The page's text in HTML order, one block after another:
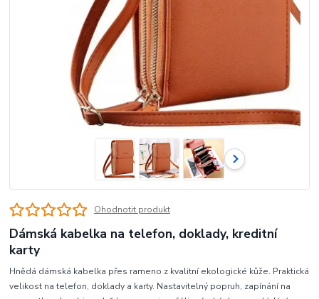
Ohodnotit produkt
Dámská kabelka na telefon, doklady, kreditní
karty
Hnědá dámská kabelka přes rameno z kvalitní ekologické kůže. Praktická
velikost na telefon, doklady a karty. Nastavitelný popruh, zapínání na